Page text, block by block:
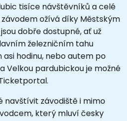
tisíce návštěvníků a celé
ožívá díky Městským
dobře dostupné, ať už
železničním tahu
hodinu, nebo autem po
Velkou pardubickou je možné
navštívit závodiště i mimo
který mluví česky